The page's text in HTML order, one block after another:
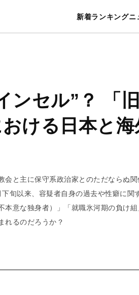
新着ランキングニ
暮らし スポーツ
ンセル”？ 「
ける日本と
と主に保守系政治家とのただならぬ関
旬以来、容疑者自身の過去や性癖に関
本意な独身者）」「就職氷河期の負け
れるのだろうか？